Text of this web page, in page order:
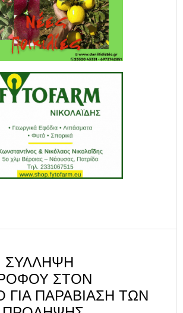
ΣΎΛΛΗΨΗ
ΣΤΟΝ
ΓΙΑ ΠΑΡΑΒΊΑΣΗ ΤΩΝ